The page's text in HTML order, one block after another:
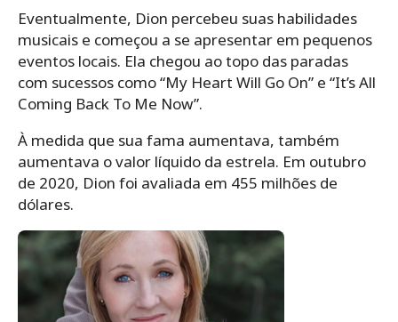
Eventualmente, Dion percebeu suas habilidades
musicais e começou a se apresentar em pequenos
eventos locais. Ela chegou ao topo das paradas
com sucessos como “My Heart Will Go On” e “It’s All
Coming Back To Me Now”.
À medida que sua fama aumentava, também
aumentava o valor líquido da estrela. Em outubro
de 2020, Dion foi avaliada em 455 milhões de
dólares.